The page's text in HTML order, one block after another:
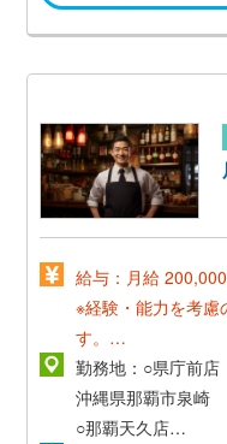
給与：月給
※経験・能力を考慮
す。
※試用期間あり
・賞与あり（業績に
勤務地：○県庁前店
沖縄県那覇市泉崎
○那覇天久店